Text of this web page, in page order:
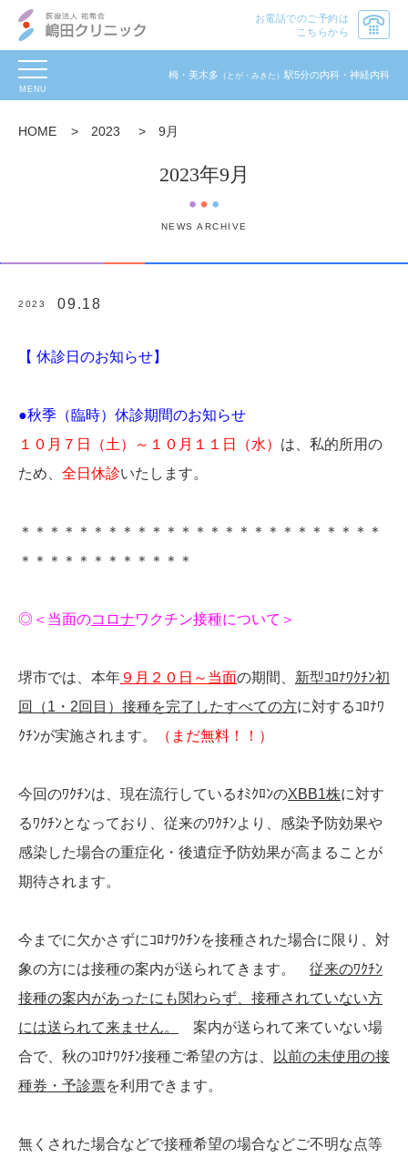
栂・美木多 （とが・みきた） 駅5分の内科・神経内科
お電話でのご予約は
こちらから
toggle
navigation
HOME > 2023 > 9月
2023年9月
NEWS ARCHIVE
2023 09.18
【 休診日のお知らせ】
●秋季（臨時）休診期間のお知らせ
１０月７日（土）～１０月１１日（水） は、私的所用の
ため、 全日休診いたします。
＊＊＊＊＊＊＊＊＊＊＊＊＊＊＊＊＊＊＊＊＊＊＊＊＊
＊＊＊＊＊＊＊＊＊＊＊＊
◎ ＜当面のコロナワクチン接種について＞
堺市では、本年 ９月２０日～当面の期間、 新型ｺﾛﾅﾜｸﾁﾝ初
回（1・2回目）接種を完了したすべての方に対するｺﾛﾅﾜ
ｸﾁﾝが実施されます。
（まだ無料！！）
今回のﾜｸﾁﾝは、現在流行しているｵﾐｸﾛﾝのXBB1株に対す
るﾜｸﾁﾝとなっており、従来のﾜｸﾁﾝより、感染予防効果や
感染した場合の重症化・後遺症予防効果が高まることが
期待されます。
今までに欠かさずにｺﾛﾅﾜｸﾁﾝを接種された場合に限り、対
象の方には接種の案内が送られてきます。 従来のﾜｸﾁﾝ
接種の案内があったにも関わらず、接種されていない方
には送られて来ません。
案内が送られて来ていない場
合で、秋のｺﾛﾅﾜｸﾁﾝ接種ご希望の方は、
以前の未使用の接
種券・予診票を利用できます。
無くされた場合などで接種希望の場合などご不明な点等